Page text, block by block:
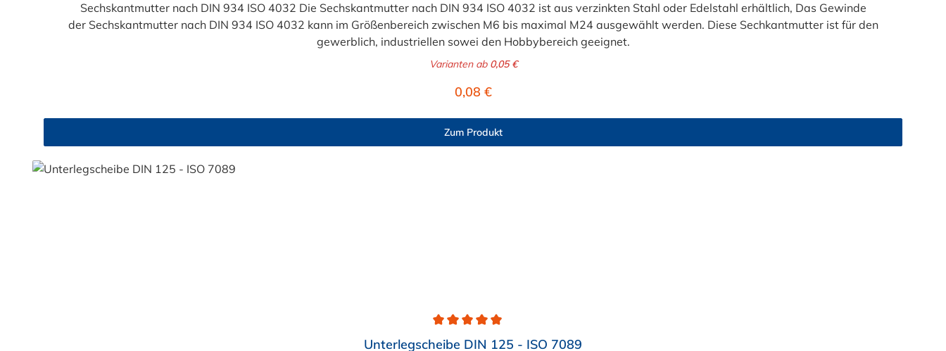
Sechskantmutter nach DIN 934 ISO 4032 Die Sechskantmutter nach DIN 934 ISO 4032 ist aus verzinkten Stahl oder Edelstahl erhältlich, Das Gewinde
der Sechskantmutter nach DIN 934 ISO 4032 kann im Größenbereich zwischen M6 bis maximal M24 ausgewählt werden. Diese Sechkantmutter ist für den
gewerblich, industriellen sowei den Hobbybereich geeignet.
Varianten ab0,05 €
Regulärer Preis:
0,08 €
Zum Produkt
Unterlegscheibe DIN 125 - ISO 7089